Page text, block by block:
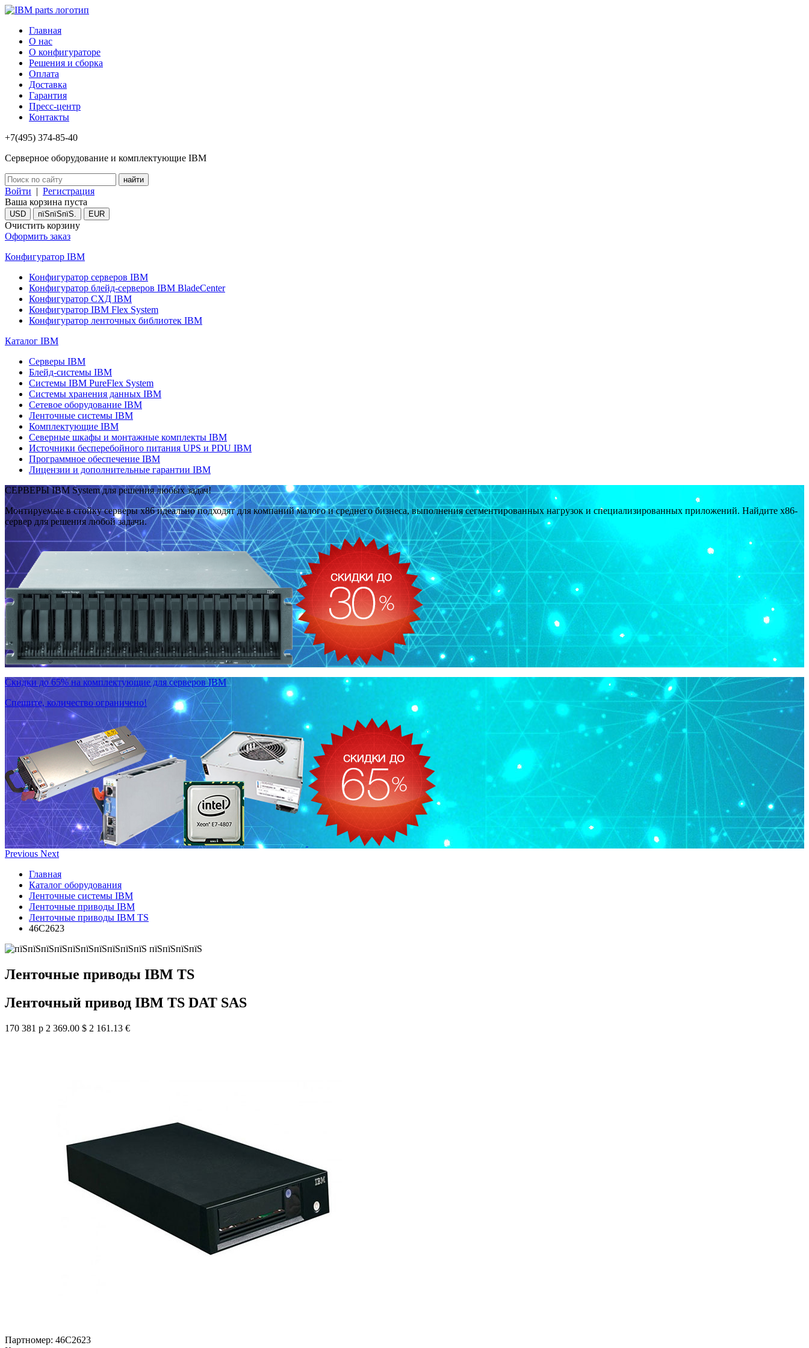
Главная
О нас
О конфигураторе
Решения и сборка
Оплата
Доставка
Гарантия
Пресс-центр
Контакты
+7(495) 374-85-40
Серверное оборудование и комплектующие IBM
Войти | Регистрация
Ваша корзина пуста
USD пїЅпїЅпїЅ. EUR
Очистить корзину
Оформить заказ
Конфигуратор IBM
Конфигуратор серверов IBM
Конфигуратор блейд-серверов IBM BladeCenter
Конфигуратор СХД IBM
Конфигуратор IBM Flex System
Конфигуратор ленточных библиотек IBM
Каталог IBM
Серверы IBM
Блейд-системы IBM
Системы IBM PureFlex System
Системы хранения данных IBM
Сетевое оборудование IBM
Ленточные системы IBM
Комплектующие IBM
Северные шкафы и монтажные комплекты IBM
Источники бесперебойного питания UPS и PDU IBM
Программное обеспечение IBM
Лицензии и дополнительные гарантии IBM
СЕРВЕРЫ IBM System для решения любых задач!
Монтируемые в стойку серверы x86 идеально подходят для компаний малого и среднего бизнеса, выполнения сегментированных нагрузок и специализированных приложений. Найдите x86-
сервер для решения любой задачи.
Скидки до 65% на комплектующие для серверов IBM
Спешите, количество ограничено!
Previous Next
Главная
Каталог оборудования
Ленточные системы IBM
Ленточные приводы IBM
Ленточные приводы IBM TS
46C2623
Ленточные приводы IBM TS
Ленточный привод IBM TS DAT SAS
170 381 р 2 369.00 $ 2 161.13 €
Партномер: 46C2623